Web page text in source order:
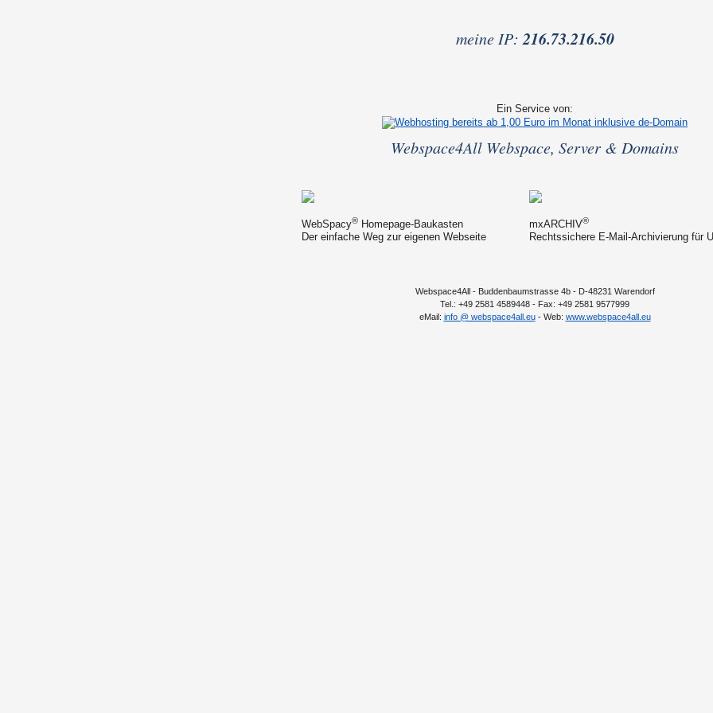
meine IP: 216.73.216.50
Ein Service von:
Webspace4All Webspace, Server & Domains
WebSpacy® Homepage-Baukasten
Der einfache Weg zur eigenen Webseite
mxARCHIV®
Rechtssichere E-Mail-Archivierung für
Webspace4All - Buddenbaumstrasse 4b - D-48231 Warendorf
Tel.: +49 2581 4589448 - Fax: +49 2581 9577999
eMail: info @ webspace4all.eu- Web: www.webspace4all.eu